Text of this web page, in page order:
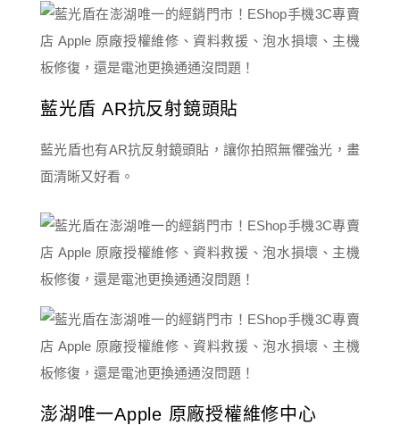
藍光盾 AR抗反射鏡頭貼
藍光盾也有AR抗反射鏡頭貼，讓你拍照無懼強光，畫
面清晰又好看。
澎湖唯一Apple 原廠授權維修中心